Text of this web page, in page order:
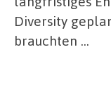
Diversity
brauchten …